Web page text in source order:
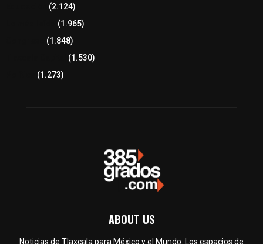
(2.124)
(1.965)
(1.848)
(1.530)
(1.273)
ABOUT US
Noticias de Tlaxcala para México y el Mundo. Los espacios de